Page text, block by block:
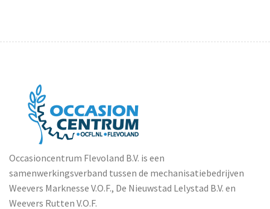
Occasioncentrum Flevoland B.V. is een
samenwerkingsverband tussen de mechanisatiebedrijven
Weevers Marknesse V.O.F., De Nieuwstad Lelystad B.V. en
Weevers Rutten V.O.F.